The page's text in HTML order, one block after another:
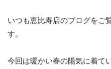
いつも恵比寿店のブログをご
す。
今回は暖かい春の陽気に着て